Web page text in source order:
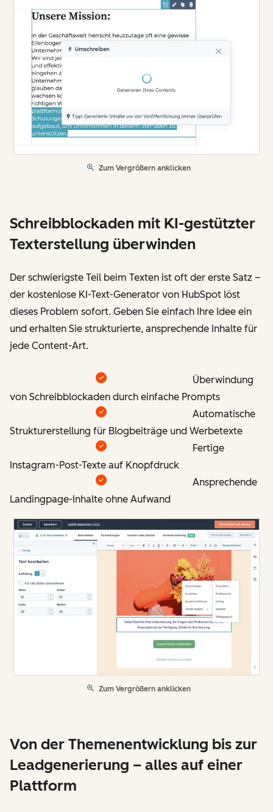
Zum Vergrößern anklicken
Schreibblockaden mit KI-gestützter
Texterstellung überwinden
Der schwierigste Teil beim Texten ist oft der erste Satz –
der kostenlose KI-Text-Generator von HubSpot löst
dieses Problem sofort. Geben Sie einfach Ihre Idee ein
und erhalten Sie strukturierte, ansprechende Inhalte für
jede Content-Art.
Überwindung
von Schreibblockaden durch einfache Prompts
Automatische
Strukturerstellung für Blogbeiträge und Werbetexte
Fertige
Instagram-Post-Texte auf Knopfdruck
Ansprechende
Landingpage-Inhalte ohne Aufwand
Zum Vergrößern anklicken
Von der Themenentwicklung bis zur
Leadgenerierung – alles auf einer
Plattform